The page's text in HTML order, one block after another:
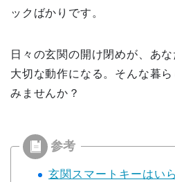
ックばかりです。
日々の玄関の開け閉めが、あ
大切な動作になる。そんな暮
みませんか？
玄関スマートキーはい